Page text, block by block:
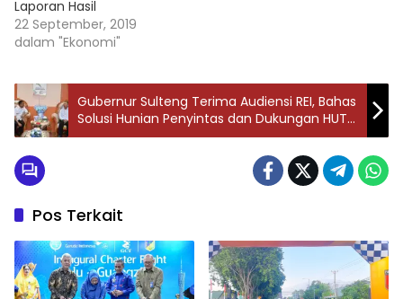
Laporan Hasil
Pemeriksaan atau LHP
dan Ikhtisar Hasil
2019. Dalam hasil laporan
itu, BPK menyertakan
temuan pemeriksaannya
keuangan PT Garuda
Indonesia Persero Tbk.
Qosasi mengatakan BPK
menemukan…
22 September, 2019
dalam "Ekonomi"
Gubernur Sulteng Terima Audiensi REI, Bahas
Solusi Hunian Penyintas dan Dukungan HUT
REI Nasional 2027
Pos Terkait